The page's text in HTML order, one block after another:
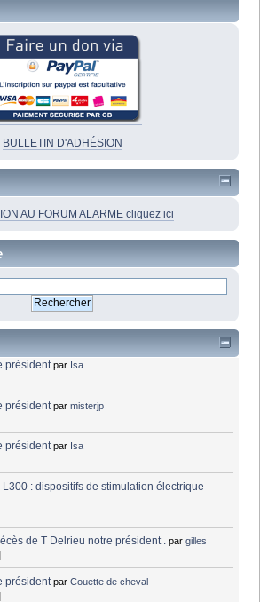
BULLETIN D'ADHÉSION
AU FORUM ALARME cliquez ici
président par Isa
président parmisterjp
président par Isa
: dispositifs de stimulation électrique -
de T Delrieu notre président . pargilles
président parCouette de cheval